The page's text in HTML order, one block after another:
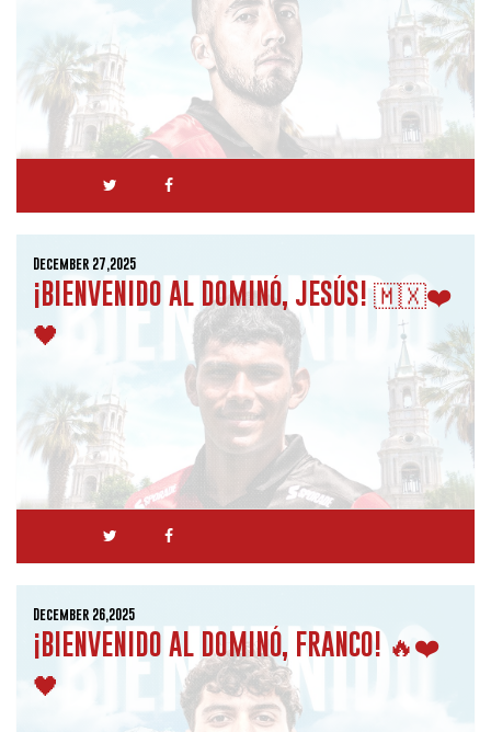
December 27,2025
¡BIENVENIDO AL DOMINÓ, JESÚS! 🇲🇽❤️
🖤
December 26,2025
¡BIENVENIDO AL DOMINÓ, FRANCO! 🔥❤️
🖤